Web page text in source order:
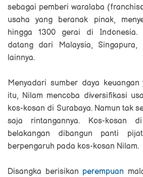
sebagai pemberi waralaba
usaha yang beranak pinak,
hingga 1300 gerai di Indonesia.
datang dari Malaysia, Singapura,
lainnya.
Menyadari sumber daya
itu, Nilam mencoba diversifikasi
kos-kosan di Surabaya. Namun tak
saja rintangannya. Kos-kosan
belakangan dibangun panti
berpengaruh pada kos-kosan Nilam.
Disangka berisikan perempuan